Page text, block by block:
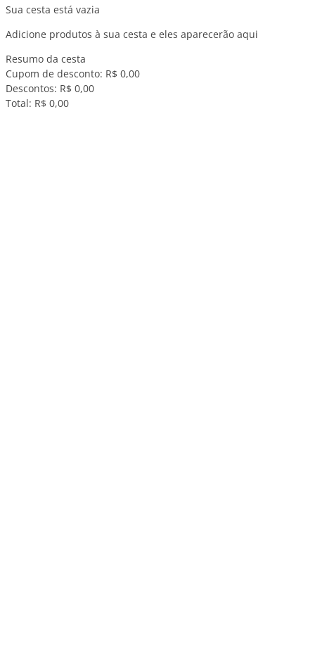
Sua cesta está vazia
Adicione produtos à sua cesta e eles aparecerão aqui
Resumo da cesta
Cupom de desconto: R$ 0,00
Descontos: R$ 0,00
Total: R$ 0,00